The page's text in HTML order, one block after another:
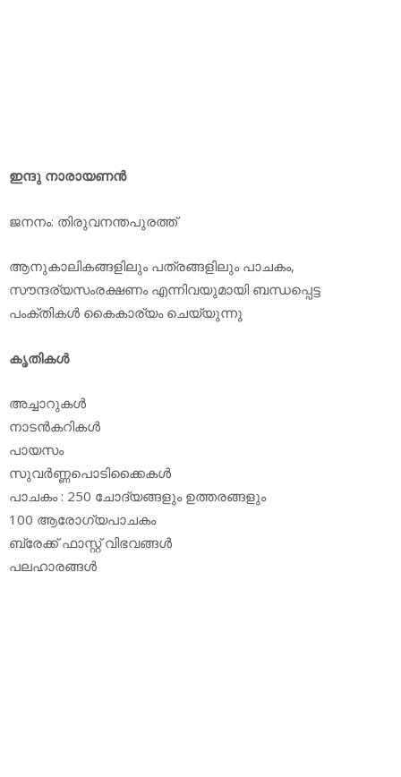
ഇന്ദു നാരായണന്‍
ജനനം: തിരുവനന്തപുരത്ത്
ആനുകാലികങ്ങളിലും പത്രങ്ങളിലും പാചകം,
സൗന്ദര്യസംരക്ഷണം എന്നിവയുമായി ബന്ധപ്പെട്ട
പംക്തികള്‍ കൈകാര്യം ചെയ്യുന്നു
കൃതികള്‍
അച്ചാറുകള്‍
നാടന്‍കറികള്‍
പായസം
സുവര്‍ണ്ണപൊടിക്കൈകള്‍
പാചകം : 250 ചോദ്യങ്ങളും ഉത്തരങ്ങളും
100 ആരോഗ്യപാചകം
ബ്രേക്ക് ഫാസ്റ്റ് വിഭവങ്ങള്‍
പലഹാരങ്ങള്‍